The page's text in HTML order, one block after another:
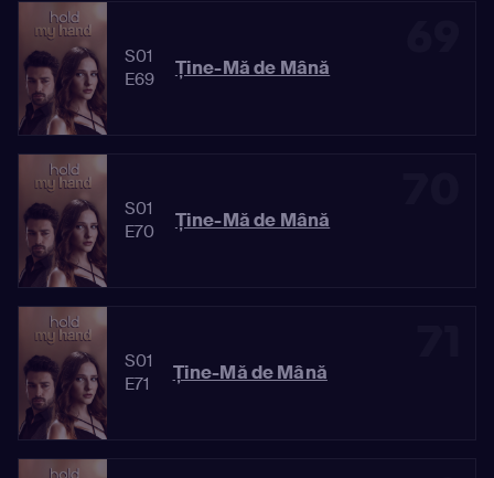
S01
E69
Ține-Mă de Mână
S01
E70
Ține-Mă de Mână
S01
E71
Ține-Mă de Mână